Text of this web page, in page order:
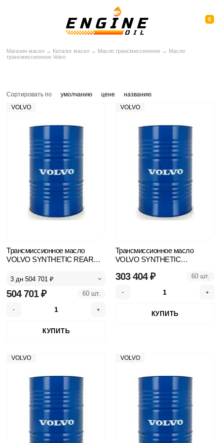
0
Магазин масел →Каталог масел → Масло трансмиссионное→ Масло
трансмиссионное Volvo
Сортировать по умолчанию цене
названию
VOLVO
Трансмиссионное масло
VOLVO SYNTHETIC REAR
209л
504 701 ₽ 60 шт.
VOLVO
Трансмиссионное масло
VOLVO SYNTHETIC GEARBOX
OIL 97307 боч. 208л
303 404 ₽ 60 шт.
VOLVO VOLVO